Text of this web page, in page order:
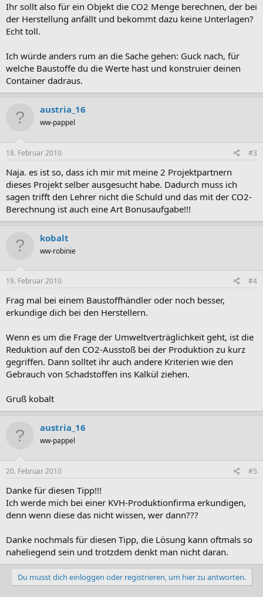
Ihr sollt also für ein Objekt die CO2 Menge berechnen, der bei
der Herstellung anfällt und bekommt dazu keine Unterlagen?
Echt toll.
Ich würde anders rum an die Sache gehen: Guck nach, für
welche Baustoffe du die Werte hast und konstruier deinen
Container dadraus.
austria_16
ww-pappel
18. Februar 2010 #3
Naja. es ist so, dass ich mir mit meine 2 Projektpartnern
dieses Projekt selber ausgesucht habe. Dadurch muss ich
sagen trifft den Lehrer nicht die Schuld und das mit der CO2-
Berechnung ist auch eine Art Bonusaufgabe!!!
kobalt
ww-robinie
19. Februar 2010 #4
Frag mal bei einem Baustoffhändler oder noch besser,
erkundige dich bei den Herstellern.
Wenn es um die Frage der Umweltverträglichkeit geht, ist die
Reduktion auf den CO2-Ausstoß bei der Produktion zu kurz
gegriffen. Dann solltet ihr auch andere Kriterien wie den
Gebrauch von Schadstoffen ins Kalkül ziehen.
Gruß kobalt
austria_16
ww-pappel
20. Februar 2010 #5
Danke für diesen Tipp!!!
Ich werde mich bei einer KVH-Produktionfirma erkundigen,
denn wenn diese das nicht wissen, wer dann???
Danke nochmals für diesen Tipp, die Lösung kann oftmals so
naheliegend sein und trotzdem denkt man nicht daran.
Du musst dich einloggen oder registrieren, um hier zu antworten.